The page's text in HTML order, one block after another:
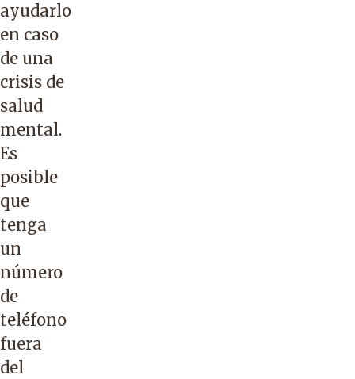
ayudarlo
en caso
de una
crisis de
salud
mental.
Es
posible
que
tenga
un
número
de
teléfono
fuera
del